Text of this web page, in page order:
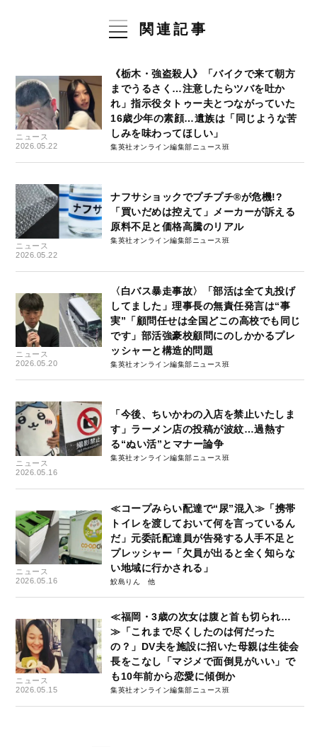
関連記事
ニュース
2026.05.22
《栃木・強盗殺人》「バイクで来て朝方
までうるさく…注意したらツバを吐か
れ」指示役タトゥー夫とつながっていた
16歳少年の素顔…遺族は「同じような苦
しみを味わってほしい」
集英社オンライン編集部ニュース班
ニュース
2026.05.22
ナフサショックでプチプチ®が危機!?
「買いだめは控えて」メーカーが訴える
原料不足と価格高騰のリアル
集英社オンライン編集部ニュース班
ニュース
2026.05.20
〈白バス暴走事故〉「部活は全て丸投げ
してました」理事長の無責任発言は“事
実”「顧問任せは全国どこの高校でも同じ
です」部活強豪校顧問にのしかかるプレ
ッシャーと構造的問題
集英社オンライン編集部ニュース班
ニュース
2026.05.16
「今後、ちいかわの入店を禁止いたしま
す」ラーメン店の投稿が波紋…過熱す
る“ぬい活”とマナー論争
集英社オンライン編集部ニュース班
ニュース
2026.05.16
≪コープみらい配達で“尿”混⼊≫「携帯
トイレを渡しておいて何を言っているん
だ」元委託配達員が告発する人手不足と
プレッシャー「欠員が出ると全く知らな
い地域に行かされる」
鮫島りん
ニュース
2026.05.15
≪福岡・3歳の次女は腹と首も切られ…
≫「これまで尽くしたのは何だった
の？」DV夫を施設に招いた母親は生徒会
長をこなし「マジメで面倒見がいい」で
も10年前から恋愛に傾倒か
集英社オンライン編集部ニュース班